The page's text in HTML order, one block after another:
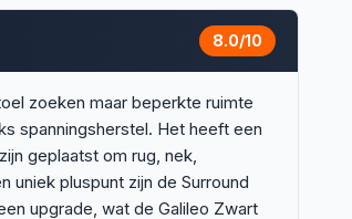
8.0/10
zoeken maar beperkte ruimte
spanningsherstel. Het heeft een
geplaatst om rug, nek,
pluspunt zijn de Surround
upgrade, wat de Galileo Zwart